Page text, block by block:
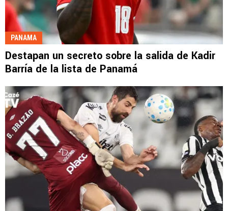
PANAMA
Destapan un secreto sobre la salida de Kadir
Barría de la lista de Panamá